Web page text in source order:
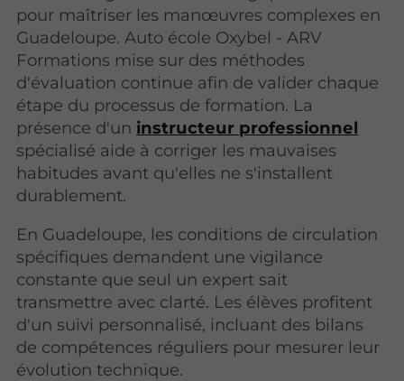
pour maîtriser les manœuvres complexes en
Guadeloupe. Auto école Oxybel - ARV
Formations mise sur des méthodes
d'évaluation continue afin de valider chaque
étape du processus de formation. La
présence d'un instructeur professionnel
spécialisé aide à corriger les mauvaises
habitudes avant qu'elles ne s'installent
durablement.
En Guadeloupe, les conditions de circulation
spécifiques demandent une vigilance
constante que seul un expert sait
transmettre avec clarté. Les élèves profitent
d'un suivi personnalisé, incluant des bilans
de compétences réguliers pour mesurer leur
évolution technique.